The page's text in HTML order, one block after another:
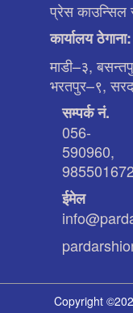
प्रेस
कार्यालय ठेगाना:
माडी–३,
भरतपुर–९,
सम्पर्क नं.
056-
590960,
ईमेल
Copyright